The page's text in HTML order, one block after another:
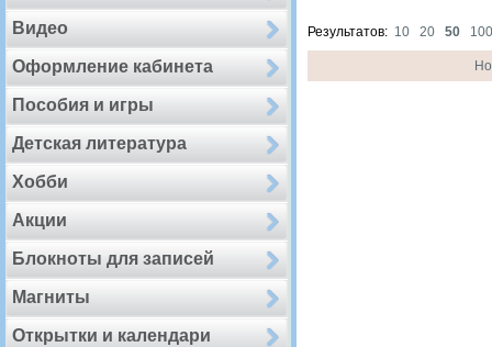
Видео
Оформление кабинета
Пособия и игры
Детская литература
Хобби
Акции
Блокноты для записей
Магниты
Открытки и календари
Результатов: 10 20 50 100